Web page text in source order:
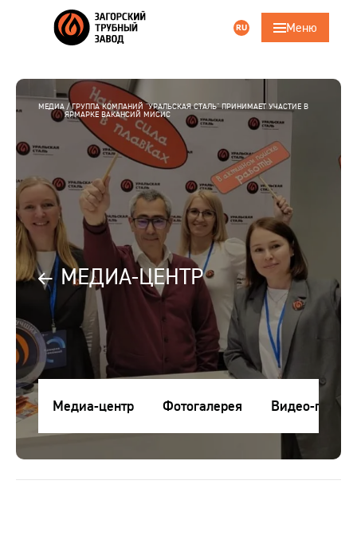
RU Меню
Поиск
Главная
Продукция
Трубошпунт
Услуги
Ответственность
Карьера
Контакты
Медиа-центр
МЕДИА ГРУППА КОМПАНИЙ "УРАЛЬСКАЯ СТАЛЬ" ПРИНИМАЕТ УЧАСТИЕ В
ЯРМАРКЕ ВАКАНСИЙ МИСИС
МЕДИА-ЦЕНТР
Медиа-центр Фотогалерея Видео-